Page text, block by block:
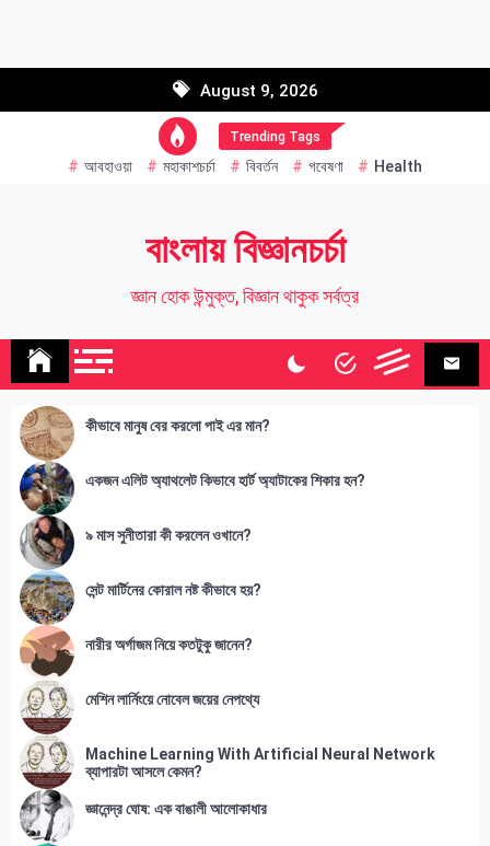
August 9, 2026
Trending Tags
আবহাওয়া মহাকাশচর্চা বিবর্তন গবেষণা Health
বাংলায় বিজ্ঞানচর্চা
জ্ঞান হোক উন্মুক্ত, বিজ্ঞান থাকুক সর্বত্র
কীভাবে মানুষ বের করলো পাই এর মান?
একজন এলিট অ্যাথলেট কিভাবে হার্ট অ্যাটাকের শিকার হন?
৯ মাস সুনীতারা কী করলেন ওখানে?
সেন্ট মার্টিনের কোরাল নষ্ট কীভাবে হয়?
নারীর অর্গাজম নিয়ে কতটুকু জানেন?
মেশিন লার্নিংয়ে নোবেল জয়ের নেপথ্যে
Machine Learning With Artificial Neural Network
ব্যাপারটা আসলে কেমন?
জ্ঞানেন্দ্র ঘোষ: এক বাঙালী আলোকাধার